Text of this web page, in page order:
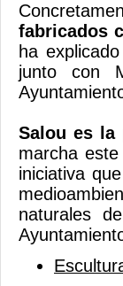
fabricados
ha
junto con
Salou es la
marcha este
iniciativa
naturales